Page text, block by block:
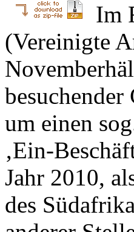
Im
(Vereinigte
um einen
‚Ein-
Jahr 2010,
des